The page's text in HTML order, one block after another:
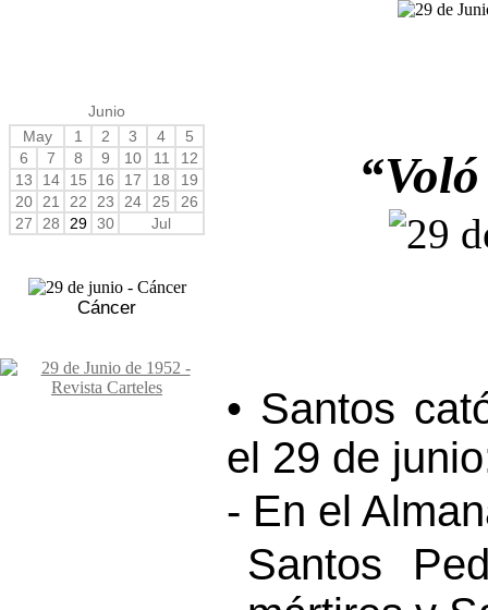
Junio
May
1 2 3 4
5
6
7 8 9 10 11
12
13
14 15 16 17 18
19
20
21 22 23 24 25
26
27
28 29 30 Jul
Cáncer
• Santos
el 29 de
- En el
Santos